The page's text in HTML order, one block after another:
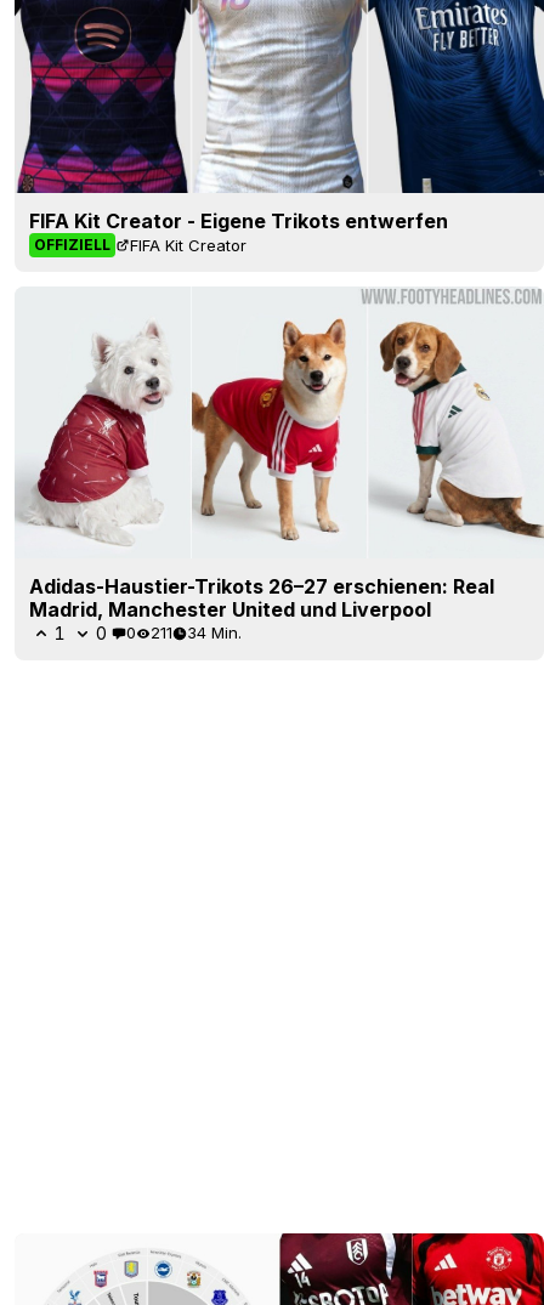
FIFA Kit Creator - Eigene Trikots entwerfen
OFFIZIELL FIFA Kit Creator
Adidas-Haustier-Trikots 26–27 erschienen: Real
Madrid, Manchester United und Liverpool
1 0 0 211 34 Min.